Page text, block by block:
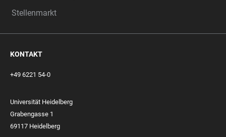
Stellenmarkt
KONTAKT
+49 6221 54-0
Universität Heidelberg
Grabengasse 1
69117 Heidelberg